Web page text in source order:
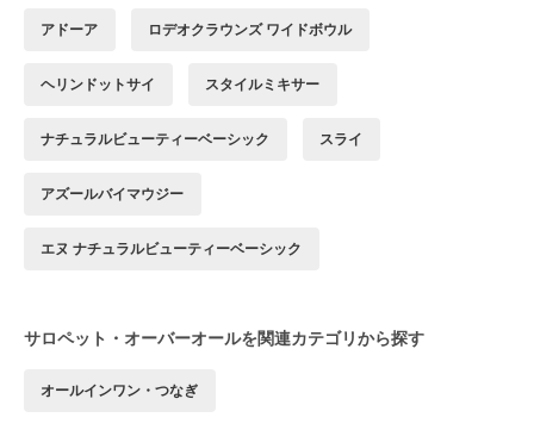
アドーア ロデオクラウンズ ワイドボウル
ヘリンドットサイ スタイルミキサー
ナチュラルビューティーベーシック スライ
アズールバイマウジー
エヌ ナチュラルビューティーベーシック
サロペット・オーバーオールを関連カテゴリから探す
オールインワン・つなぎ